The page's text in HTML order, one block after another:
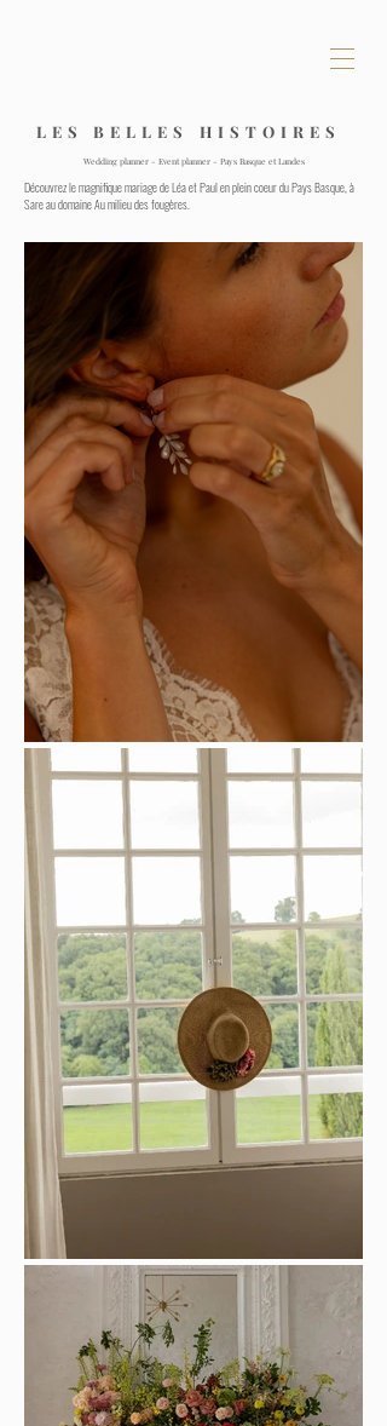
L E S B E L L E S H I S T O I R E S
Wedding planner - Event planner - Pays Basque et Landes
Découvrez le magnifique mariage de Léa et Paul en plein coeur du Pays Basque, à
Sare au domaine Au milieu des fougères.